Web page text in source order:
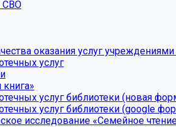
СВО
оказания услуг
услуг
услуг библиотеки (новая
услуг библиотеки (google
исследование «Семейное